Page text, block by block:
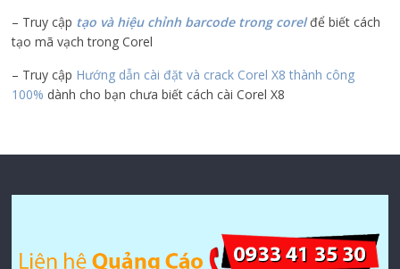
– Truy cập tạo và hiệu chỉnh barcode trong corelđể biết cách
tạo mã vạch trong Corel
– Truy cập Hướng dẫn cài đặt và crack Corel X8 thành công
100% dành cho bạn chưa biết cách cài Corel X8